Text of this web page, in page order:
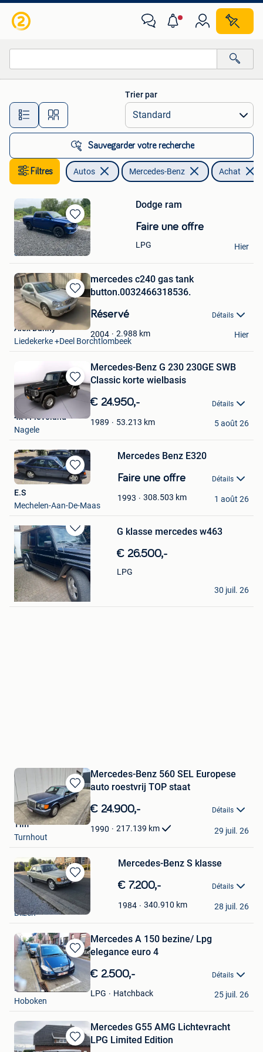
Toutes les distances…
Trier par
Sauvegarder votre recherche
Filtres Autos Mercedes-Benz Achat
Sauvegarder
dans
Mes
Favoris
Dodge ram
Faire une offre
LPG
Charel
Sint-Truiden
Hier
Sauvegarder
dans
Mes
Favoris
mercedes c240 gas tank
button.0032466318536.
Réservé Détails
2004 2.988 km
Alex Danny
Liedekerke +Deel Borchtlombeek
Hier
Sauvegarder
dans
Mes
Favoris
Mercedes-Benz G 230 230GE SWB
Classic korte wielbasis
€ 24.950,- Détails
1989 53.213 km
4x4 Flevoland
Nagele
5 août 26
Sauvegarder
dans
Favoris
Mercedes Benz E320
Faire une offre Détails
1993 308.503 km
E.S
Mechelen-Aan-De-Maas
1 août 26
Sauvegarder
dans
Mes
Favoris
G klasse mercedes w463
€ 26.500,-
LPG
boonen leon
Kasterlee
30 juil. 26
Sauvegarder
dans
Mes
Favoris
Mercedes-Benz 560 SEL Europese
auto roestvrij TOP staat
€ 24.900,- Détails
1990 217.139 km
Tim
Turnhout
29 juil. 26
Sauvegarder
dans
Mes
Favoris
Mercedes-Benz S klasse
€ 7.200,- Détails
1984 340.910 km
genc
Bilzen
28 juil. 26
Sauvegarder
dans
Mes
Favoris
Mercedes A 150 bezine/ Lpg
elegance euro 4
€ 2.500,- Détails
LPG Hatchback
....
Hoboken
25 juil. 26
Sauvegarder
Mercedes G55 AMG Lichtevracht
LPG Limited Edition